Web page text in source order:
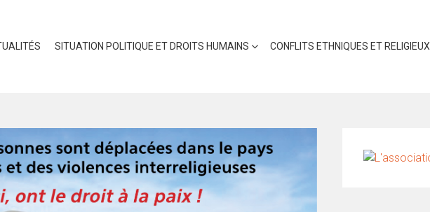
SITUATION POLITIQUE ET DROITS HUMAINS CONFLITS ETHNIQUES ET RELIGIEUX